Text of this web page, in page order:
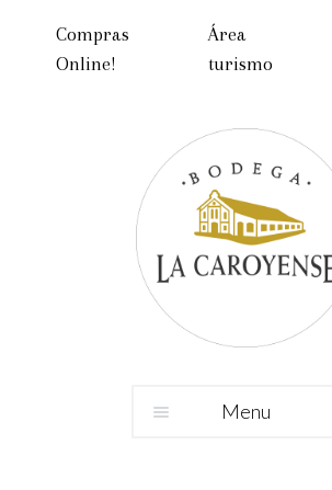
Compras
Online!
Área
turismo
Menu